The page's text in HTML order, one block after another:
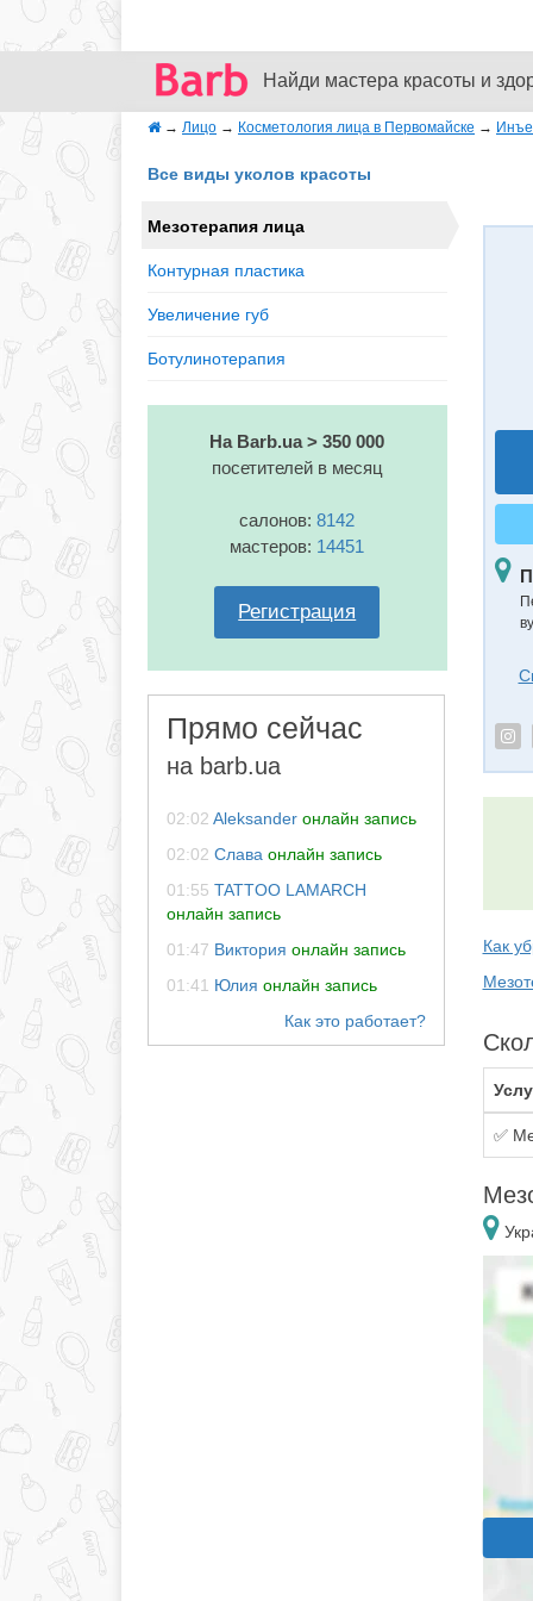
Найди мастера красоты и
→ Лицо → Косметология лица в Первомайске →
Все виды уколов красоты
Мезотерапия лица
Контурная пластика
Увеличение губ
Ботулинотерапия
На Barb.ua > 350 000
посетителей в месяц
салонов:8142
мастеров: 14451
Регистрация
Прямо сейчас
на barb.ua
02:02 Aleksander онлайн запись
02:02 Слава онлайн запись
01:55 TATTOO LAMARCH
онлайн запись
01:47 Виктория онлайн запись
01:41 Юлия онлайн запись
Как
✅